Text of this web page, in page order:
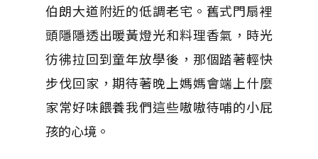
伯朗大道附近的低調老宅。舊式門扇裡
頭隱隱透出暖黃燈光和料理香氣，時光
彷彿拉回到童年放學後，那個踏著輕快
步伐回家，期待著晚上媽媽會端上什麼
家常好味餵養我們這些嗷嗷待哺的小屁
孩的心境。